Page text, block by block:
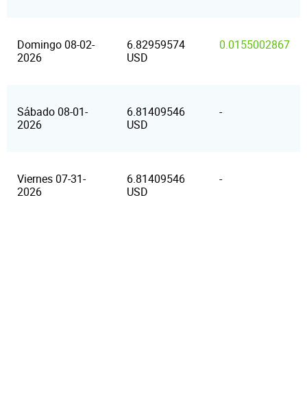
Domingo 08-02-
2026
6.82959574
USD
0.0155002867
Sábado 08-01-
2026
6.81409546
USD
-
Viernes 07-31-
2026
6.81409546
USD
-